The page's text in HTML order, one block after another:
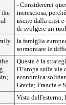
the
- Considererei
incresciosa,
uscire dalla crisi
di svolgere un
la famiglia
sormontare le
Questa è la
l'Europa sulla via
Grecia; Francia e
Vista dall'esterno,